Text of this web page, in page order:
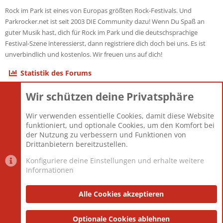
Rock im Park ist eines von Europas größten Rock-Festivals. Und
Parkrocker.net ist seit 2003 DIE Community dazu! Wenn Du Spaß an
guter Musik hast, dich für Rock im Park und die deutschsprachige
Festival-Szene interessierst, dann registriere dich doch bei uns. Es ist
unverbindlich und kostenlos. Wir freuen uns auf dich!
Statistik des Forums
Themen
Mitglieder
12.427
Neuestes Mitglied
Berlin
Datenschutzerklärung Impressum
Community platform by XenForo® © 2010-2025 XenForo Ltd.
Wir schützen deine Privatsphäre
Wir verwenden essentielle Cookies, damit diese Website
funktioniert, und optionale Cookies, um den Komfort bei
der Nutzung zu verbessern und Funktionen von
Drittanbietern bereitzustellen.
Konfiguriere deine Einstellungen und erhalte weitere
Informationen
Alle Cookies akzeptieren
Optionale Cookies ablehnen